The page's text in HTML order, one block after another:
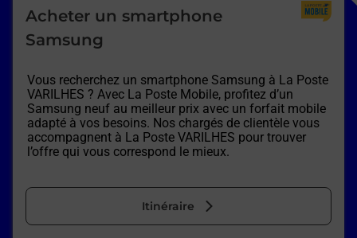
Acheter un smartphone
Samsung
Vous recherchez un smartphone Samsung à La Poste
VARILHES ? Avec La Poste Mobile, profitez d’un
Samsung neuf au meilleur prix avec un forfait mobile
adapté à vos besoins. Nos chargés de clientèle vous
accompagnent à La Poste VARILHES pour trouver
l’offre qui vous correspond le mieux.
Itinéraire